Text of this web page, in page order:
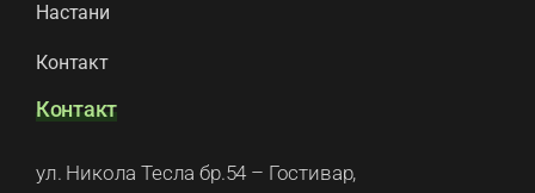
Настани
Контакт
Контакт
ул. Никола Тесла бр.54 – Гостивар,